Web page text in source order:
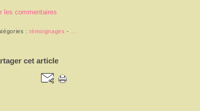
les commentaires
:témoignages -
cet article